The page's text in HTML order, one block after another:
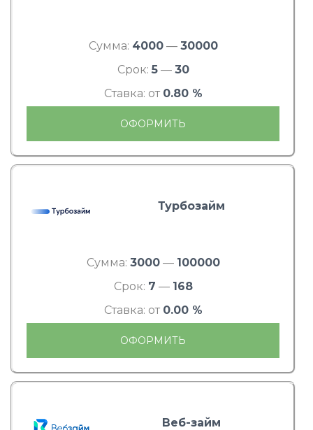
Сумма: 4000— 30000
Срок: 5— 30
Ставка: от 0.80 %
ОФОРМИТЬ
Турбозайм
Сумма: 3000— 100000
Срок: 7 — 168
Ставка: от 0.00 %
ОФОРМИТЬ
Веб-займ